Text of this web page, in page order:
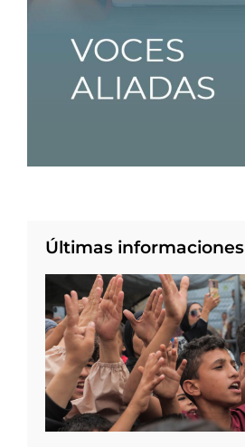
Últimas informaciones